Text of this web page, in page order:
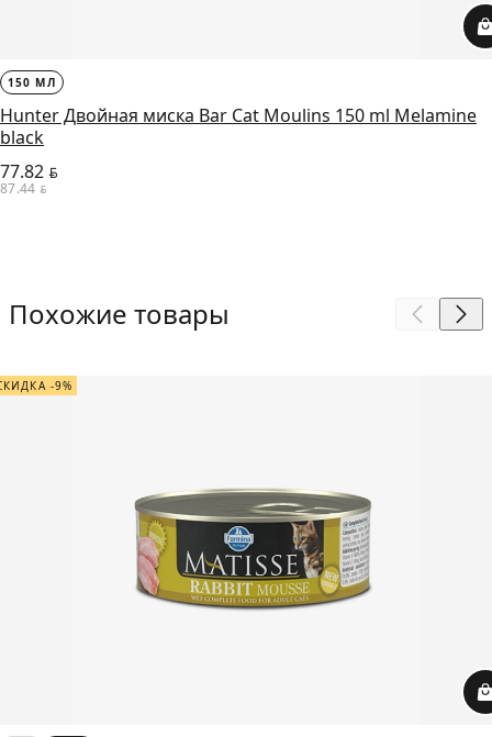
150 МЛ
Hunter Двойная миска Bar Cat Moulins 150 ml Melamine
black
77.82 BYN
87.44 BYN
Похожие товары
-9%